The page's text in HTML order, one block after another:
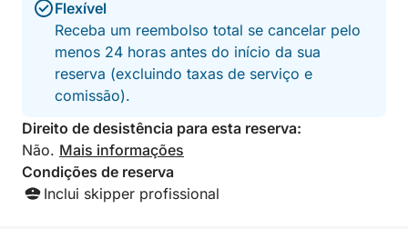
Flexível
Receba um reembolso total se cancelar pelo
menos 24 horas antes do início da sua
reserva (excluindo taxas de serviço e
comissão).
Direito de desistência para esta reserva:
Não. Mais informações
Condições de reserva
Inclui skipper profissional